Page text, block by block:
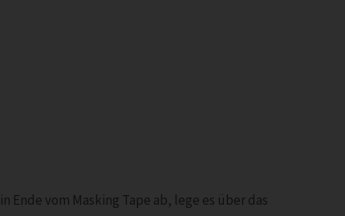
Ende vom Masking Tape ab, lege es über das